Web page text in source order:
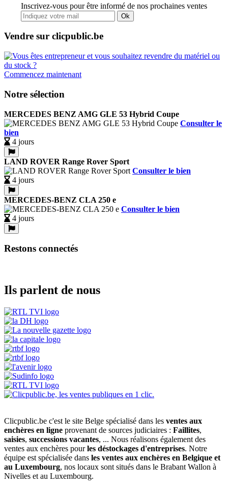
Inscrivez-vous pour être informé de nos prochaines ventes
Ok
Vendre sur clicpublic.be
Commencez maintenant
Notre sélection
MERCEDES BENZ AMG GLE 53 Hybrid Coupe
Consulter le
bien
4 jours
LAND ROVER Range Rover Sport
Consulter le bien
4 jours
MERCEDES-BENZ CLA 250 e
Consulter le bien
4 jours
Restons connectés
Ils parlent de nous
Clicpublic.be c'est le site Belge spécialisé dans les ventes aux
enchères en ligne provenant de sources judiciaires : Faillites,
saisies, successions vacantes, ... Nous réalisons également des
ventes aux enchères pourles déstockages d'entreprises. Notre
équipe est spécialisée dans les ventes aux enchères en Belgique et
au Luxembourg, nos locaux sont situés dans le Brabant Wallon à
Nivelles et au Luxembourg.